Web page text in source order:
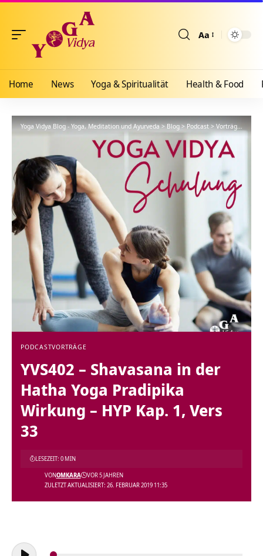
Aa
Home News Yoga & Spiritualität Health & Food
Yoga Vidya Blog - Yoga, Meditation und Ayurveda>Blog>Podcast>Vorträge >
PODCASTVORTRÄGE
YVS402 – Shavasana in der
Hatha Yoga Pradipika
Wirkung – HYP Kap. 1, Vers
33
ZULETZT AKTUALISIERT: 26. FEBRUAR 2019 11:35
VONOMKARA VOR 5 JAHREN
LESEZEIT: 0 MIN
Audio-